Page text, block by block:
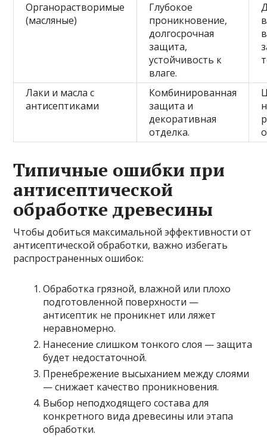
Органорастворимые
(масляные)
Глубокое
проникновение,
долгосрочная
защита,
устойчивость к
влаге.
Лаки и масла с
антисептиками
Комбинированная
защита и
декоративная
отделка.
Типичные ошибки при
антисептической
обработке древесины
Чтобы добиться максимальной эффективности от
антисептической обработки, важно избегать
распространенных ошибок:
Обработка грязной, влажной или плохо
подготовленной поверхности —
антисептик не проникнет или ляжет
неравномерно.
Нанесение слишком тонкого слоя — защита
будет недостаточной.
Пренебрежение высыханием между слоями
— снижает качество проникновения.
Выбор неподходящего состава для
конкретного вида древесины или этапа
обработки.